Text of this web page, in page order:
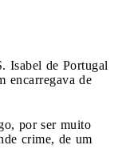
Isabel de Portugal
encarregava de
por ser muito
crime, de um